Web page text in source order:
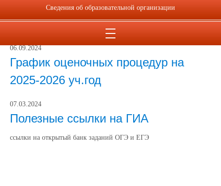
конкурсы
грамотность
Промежуточная
06.09.2024
График оценочных процедур на
2025-2026 уч.год
07.03.2024
Полезные ссылки на ГИА
ссылки на открытый банк заданий ОГЭ и ЕГЭ
Сведения об образовательной организации